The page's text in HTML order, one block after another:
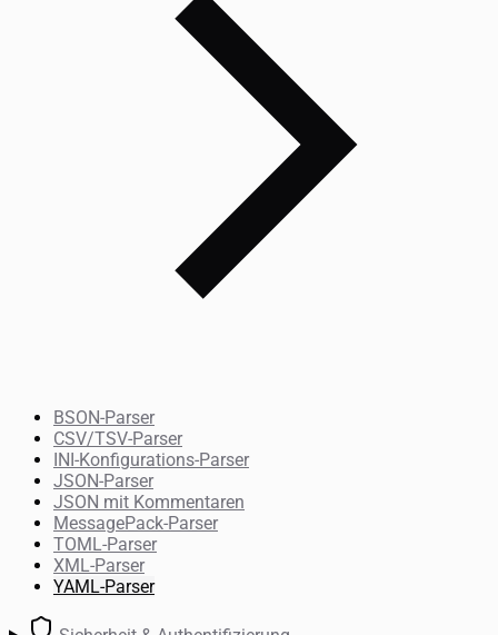
BSON-Parser
CSV/TSV-Parser
INI-Konfigurations-Parser
JSON-Parser
JSON mit Kommentaren
MessagePack-Parser
TOML-Parser
XML-Parser
YAML-Parser